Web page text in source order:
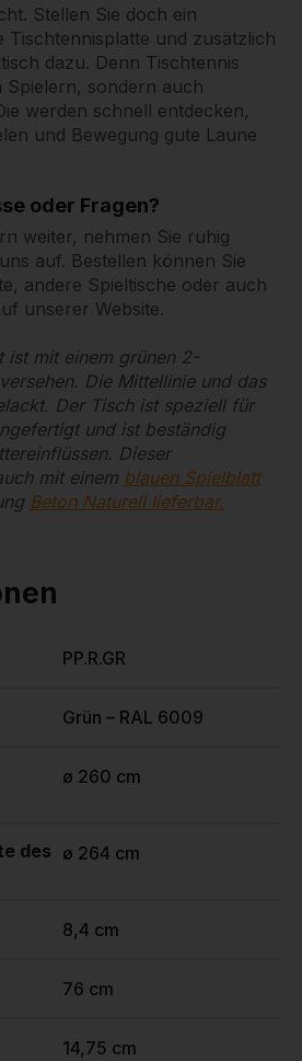
Stellen Sie doch ein
Tischtennisplatte und zusätzlich
dazu. Denn Tischtennis
sondern auch
werden schnell entdecken,
und Bewegung gute Laune
oder Fragen?
weiter, nehmen Sie ruhig
auf. Bestellen können Sie
andere Spieltische oder auch
unserer Website.
ist mit einem grünen 2-
Die Mittellinie und das
Der Tisch ist speziell für
und ist beständig
Dieser
mit einem blauen Spielblatt
Beton Naturell lieferbar.
PP.R.GR
Grün – RAL 6009
ø 260 cm
des ø 264 cm
8,4 cm
76 cm
14,75 cm